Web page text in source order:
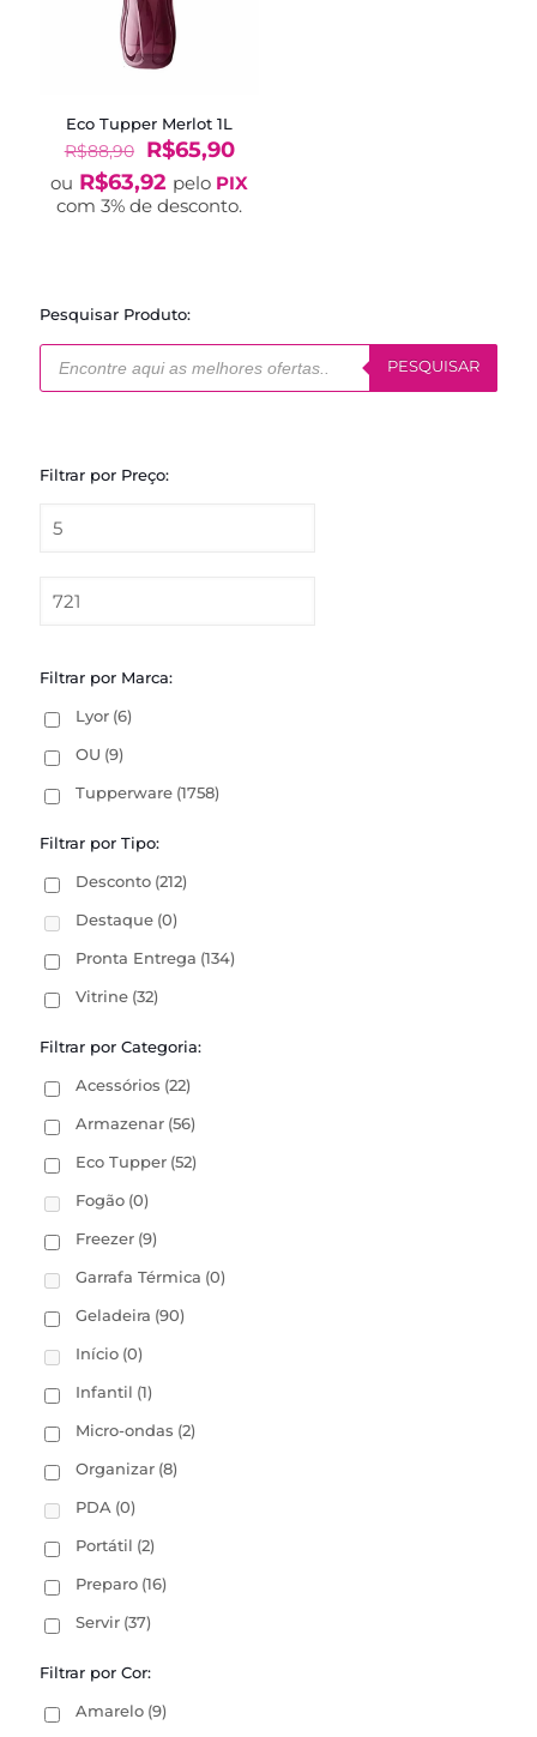
Eco Tupper Merlot 1L
R$88,90
O
preço
original
era:
R$65,90O
preço
atual
é:
ou R$63,92 pelo PIX
com 3% de desconto.
Pesquisar Produto:
Pesquisar
produtos
PESQUISAR
Filtrar por Preço:
Filtrar por Marca:
Lyor (6)
OU (9)
Tupperware (1758)
Filtrar por Tipo:
Desconto (212)
Destaque (0)
Pronta Entrega (134)
Vitrine (32)
Filtrar por Categoria:
Acessórios (22)
Armazenar (56)
Eco Tupper (52)
Fogão (0)
Freezer (9)
Garrafa Térmica (0)
Geladeira (90)
Início (0)
Infantil (1)
Micro-ondas (2)
Organizar (8)
PDA (0)
Portátil (2)
Preparo (16)
Servir (37)
Filtrar por Cor:
Amarelo (9)